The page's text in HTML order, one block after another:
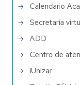
Calendario
Secretaría
ADD
Centro de
iUnizar